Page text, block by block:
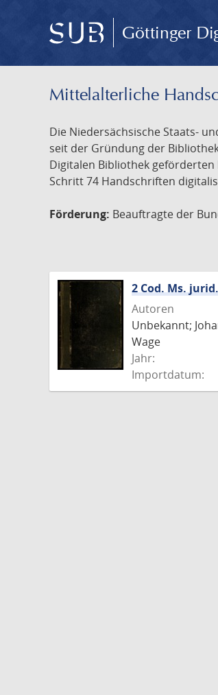
Göttinger
Mittelalterliche
Die Niedersächsische Staats-
seit der Gründung der
Digitalen Bibliothek
Schritt 74 Handschriften
Förderung: Beauftragte der
2 Cod. Ms.
Autoren
Unbekannt;
Wage
Jahr:
Importdatum: